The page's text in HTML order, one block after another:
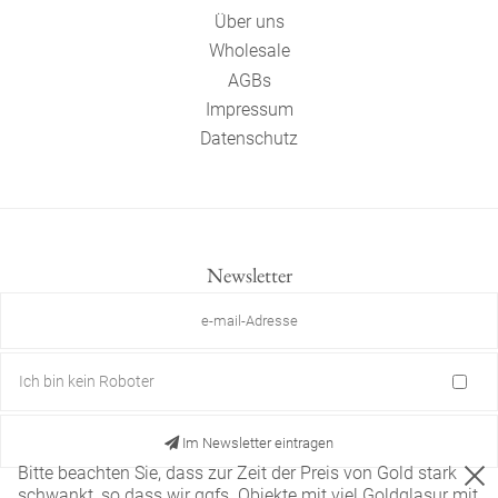
Über uns
Wholesale
AGBs
Impressum
Datenschutz
Newsletter
Ich bin kein Roboter
Im Newsletter eintragen
Bitte beachten Sie, dass zur Zeit der Preis von Gold stark